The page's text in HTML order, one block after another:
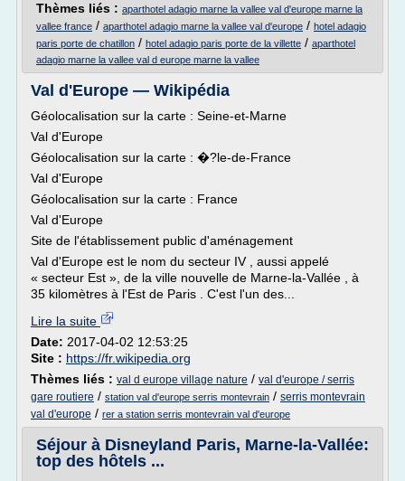
Thèmes liés : aparthotel adagio marne la vallee val d'europe marne la
vallee france / aparthotel adagio marne la vallee val d'europe / hotel adagio
paris porte de chatillon / hotel adagio paris porte de la villette / aparthotel
adagio marne la vallee val d europe marne la vallee
Val d'Europe — Wikipédia
Géolocalisation sur la carte : Seine-et-Marne
Val d'Europe
Géolocalisation sur la carte : �?le-de-France
Val d'Europe
Géolocalisation sur la carte : France
Val d'Europe
Site de l'établissement public d'aménagement
Val d'Europe est le nom du secteur IV , aussi appelé
« secteur Est », de la ville nouvelle de Marne-la-Vallée , à
35 kilomètres à l'Est de Paris . C'est l'un des...
Lire la suite
Date: 2017-04-02 12:53:25
Site : https://fr.wikipedia.org
Thèmes liés : val d europe village nature / val d'europe / serris
gare routiere / station val d'europe serris montevrain / serris montevrain
val d'europe / rer a station serris montevrain val d'europe
Séjour à Disneyland Paris, Marne-la-Vallée:
top des hôtels ...